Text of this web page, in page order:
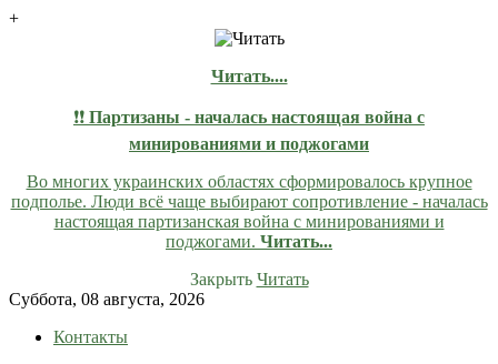
+
Читать....
❗❗ Партизаны - началась настоящая война с
минированиями и поджогами
Во многих украинских областях сформировалось крупное
подполье. Люди всё чаще выбирают сопротивление - началась
настоящая партизанская война с минированиями и
поджогами. Читать...
Закрыть Читать
Skip
content
Суббота, 08 августа, 2026
Контакты